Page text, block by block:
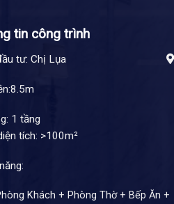
tin công trình
đầu tư: Chị Lụa
tầng: 1
diện tích:
Khách + Phòng Thờ + Bếp Ăn